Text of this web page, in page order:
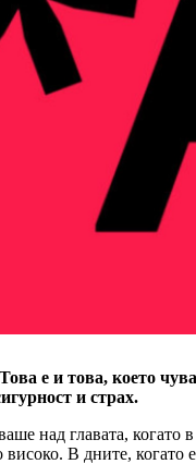
е и това, което
и страх.
над главата, когато
В дните, когато